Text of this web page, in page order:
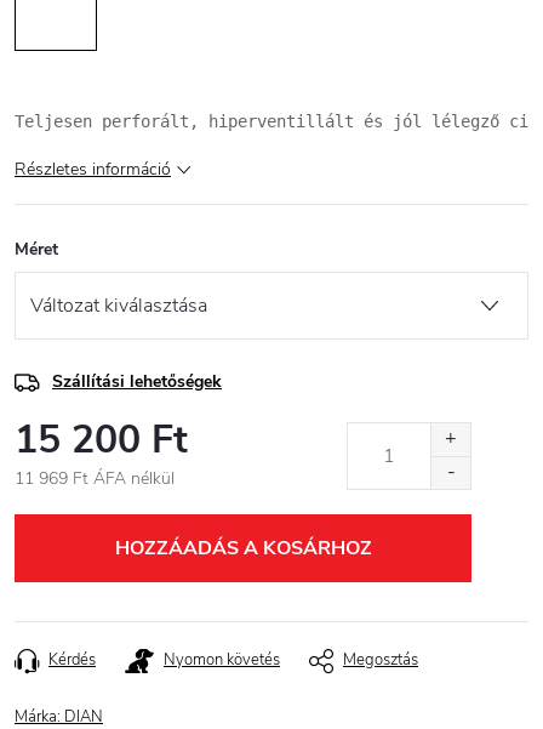
Teljesen perforált, hiperventillált és jól lélegző
Részletes információ
Méret
Szállítási lehetőségek
15 200 Ft
11 969 Ft ÁFA nélkül
HOZZÁADÁS A KOSÁRHOZ
Kérdés Nyomon követés Megosztás
Márka: DIAN